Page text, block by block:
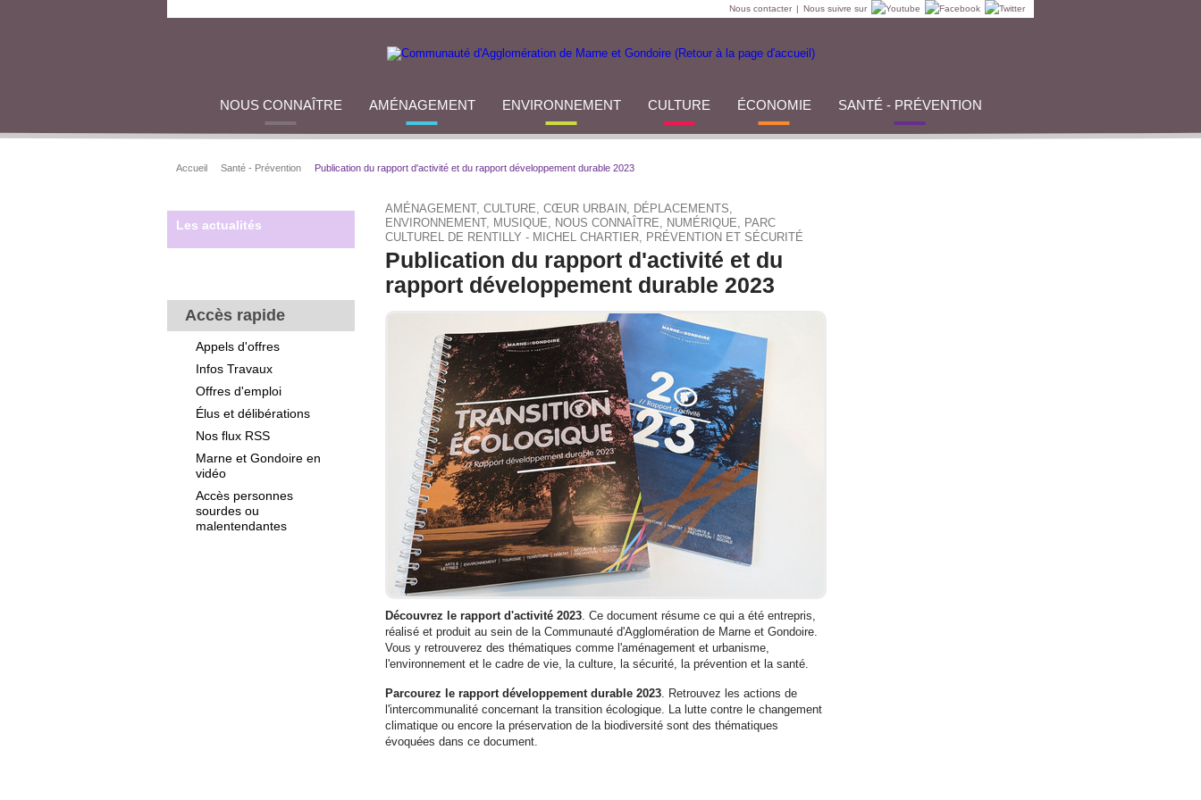
Nous contacter | Nous suivre sur
NOUS CONNAÎTRE AMÉNAGEMENT ENVIRONNEMENT CULTURE ÉCONOMIE SANTÉ - PRÉVENTION
Accueil Santé - Prévention Publication du rapport d'activité et du rapport développement durable 2023
Les actualités
Accès rapide
Appels d'offres
Infos Travaux
Offres d'emploi
Élus et délibérations
Nos flux RSS
Marne et Gondoire en
vidéo
Accès personnes
sourdes ou
malentendantes
AMÉNAGEMENT, CULTURE, CŒUR URBAIN, DÉPLACEMENTS,
ENVIRONNEMENT, MUSIQUE, NOUS CONNAÎTRE, NUMÉRIQUE, PARC
CULTUREL DE RENTILLY - MICHEL CHARTIER, PRÉVENTION ET SÉCURITÉ
Publication du rapport d'activité et du
rapport développement durable 2023
Découvrez le rapport d'activité 2023. Ce document résume ce qui a été entrepris,
réalisé et produit au sein de la Communauté d'Agglomération de Marne et Gondoire.
Vous y retrouverez des thématiques comme l'aménagement et urbanisme,
l'environnement et le cadre de vie, la culture, la sécurité, la prévention et la santé.
Parcourez le rapport développement durable 2023. Retrouvez les actions de
l'intercommunalité concernant la transition écologique. La lutte contre le changement
climatique ou encore la préservation de la biodiversité sont des thématiques
évoquées dans ce document.